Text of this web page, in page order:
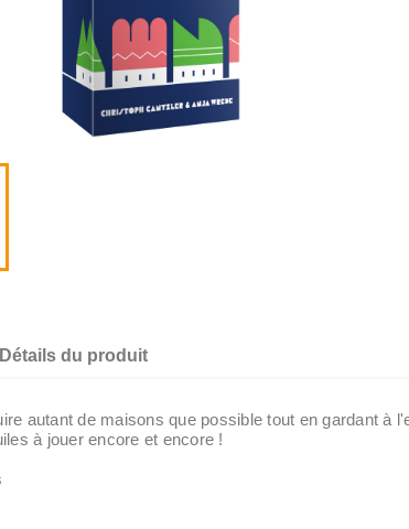
Détails du produit
autant de maisons que possible tout en gardant à
à jouer encore et encore !